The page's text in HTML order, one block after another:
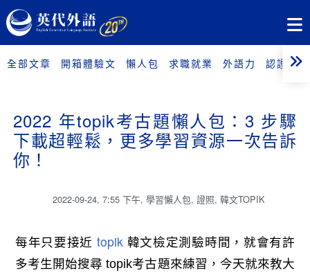
全部文章 開箱體驗文 懶人包 求職就業 外語力 認證考試
2022 年topik考古題懶人包：3 步驟
下載超輕鬆，更多學習資源一次告訴
你！
2022-09-24, 7:55 下午, 學習懶人包, 證照, 韓文TOPIK
每年只要接近 topik韓文檢定測驗時間，就會有許
多考生開始搜尋 topik考古題來練習，今天就來教大